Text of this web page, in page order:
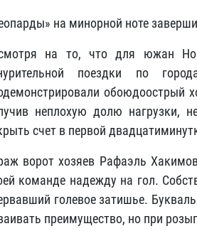
на минорной ноте
на то, что для южан
поездки по
обоюдоострый
неплохую долю нагрузки,
счет в первой
ворот хозяев Рафаэль
команде надежду на гол.
голевое затишье.
преимущество, но при